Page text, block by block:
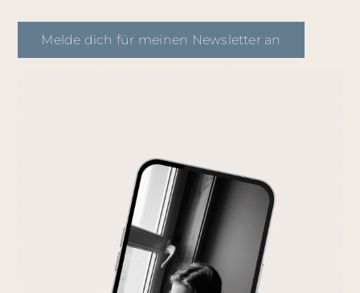
Melde dich für meinen Newsletter an